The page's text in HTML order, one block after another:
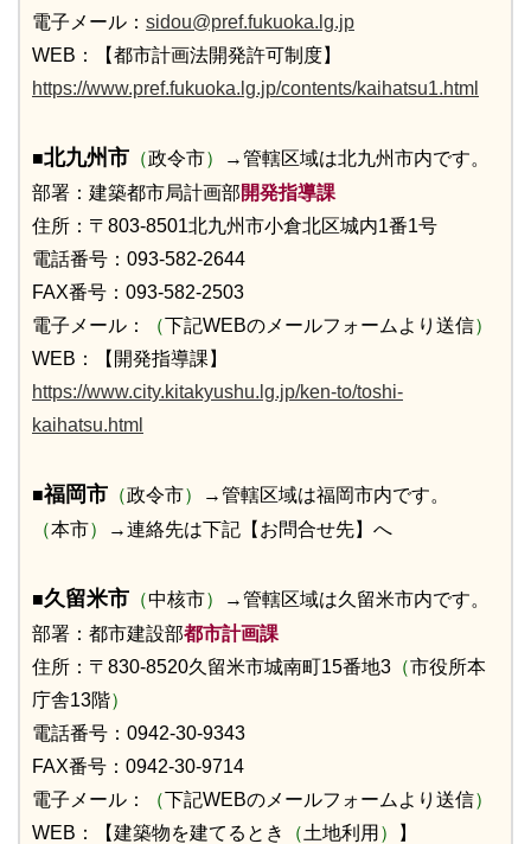
電子メール： sidou@pref.fukuoka.lg.jp
WEB：【都市計画法開発許可制度】
https://www.pref.fukuoka.lg.jp/contents/kaihatsu1.html
■北九州市 （政令市）
→管轄区域は北九州市内です。
部署：建築都市局計画部開発指導課
住所：〒803-8501北九州市小倉北区城内1番1号
電話番号：093-582-2644
FAX番号：093-582-2503
電子メール：
（下記WEBのメールフォームより送信）
WEB：【開発指導課】
https://www.city.kitakyushu.lg.jp/ken-to/toshi-
kaihatsu.html
■福岡市 （政令市）
→管轄区域は福岡市内です。
（本市） →連絡先は下記【お問合せ先】へ
■久留米市 （中核市）
→管轄区域は久留米市内です。
部署：都市建設部都市計画課
住所：〒830-8520久留米市城南町15番地3 （市役所本
庁舎13階）
電話番号：0942-30-9343
FAX番号：0942-30-9714
電子メール：
（下記WEBのメールフォームより送信）
WEB：【建築物を建てるとき
（土地利用 ）
】